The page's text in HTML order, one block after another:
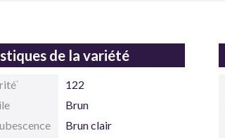
de la variété
*
122
Brun
Brun clair